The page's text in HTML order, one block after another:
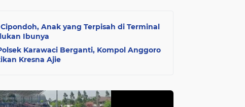
Anak yang Terpisah di Terminal
Ibunya
Karawaci Berganti, Kompol Anggoro
Kresna Ajie